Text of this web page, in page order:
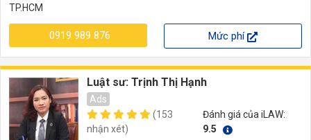
TP.HCM
0919 989 876 Mức phí
Luật sư: Trịnh Thị Hạnh
Ads
(153
nhận xét)
Đánh giá của iLAW:
9.5